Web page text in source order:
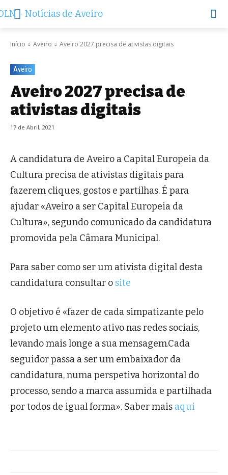
Início Aveiro Aveiro 2027 precisa de ativistas digitais
Aveiro
Aveiro 2027 precisa de
ativistas digitais
17 de Abril, 2021
A candidatura de Aveiro a Capital Europeia da
Cultura precisa de ativistas digitais para
fazerem cliques, gostos e partilhas. É para
ajudar «Aveiro a ser Capital Europeia da
Cultura», segundo comunicado da candidatura
promovida pela Câmara Municipal.
Para saber como ser um ativista digital desta
candidatura consultar o site
O objetivo é «fazer de cada simpatizante pelo
projeto um elemento ativo nas redes sociais,
levando mais longe a sua mensagem.Cada
seguidor passa a ser um embaixador da
candidatura, numa perspetiva horizontal do
processo, sendo a marca assumida e partilhada
por todos de igual forma». Saber mais aqui